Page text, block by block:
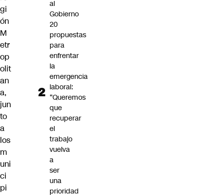
gi
ón
M
etr
op
olit
an
a,
jun
to
a
los
m
uni
ci
pi
al
Gobierno
20
propuestas
para
enfrentar
la
emergencia
laboral:
“Queremos
que
recuperar
el
trabajo
vuelva
a
ser
una
prioridad